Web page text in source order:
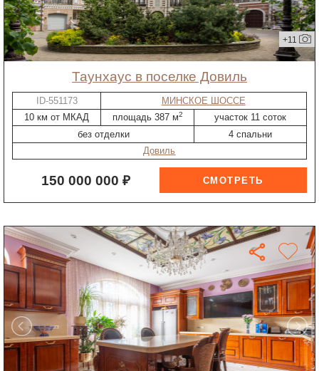
+11
таунхаус в поселке Довиль
ID-551173
МИНСКОЕ ШОССЕ
10 км от МКАД
площадь 387 м2
участок 11 соток
без отделки
4 спальни
Довиль
150 000 000 ₽